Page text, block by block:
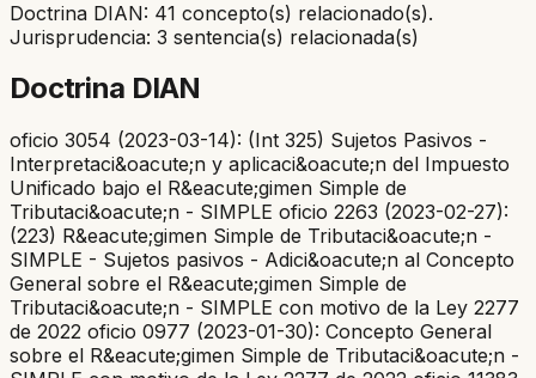
Doctrina DIAN: 41 concepto(s) relacionado(s).
Jurisprudencia: 3 sentencia(s) relacionada(s)
Doctrina DIAN
oficio 3054 (2023-03-14): (Int 325) Sujetos Pasivos -
Interpretaci&oacute;n y aplicaci&oacute;n del Impuesto
Unificado bajo el R&eacute;gimen Simple de
Tributaci&oacute;n - SIMPLE oficio 2263 (2023-02-27):
(223) R&eacute;gimen Simple de Tributaci&oacute;n -
SIMPLE - Sujetos pasivos - Adici&oacute;n al Concepto
General sobre el R&eacute;gimen Simple de
Tributaci&oacute;n - SIMPLE con motivo de la Ley 2277
de 2022 oficio 0977 (2023-01-30): Concepto General
sobre el R&eacute;gimen Simple de Tributaci&oacute;n -